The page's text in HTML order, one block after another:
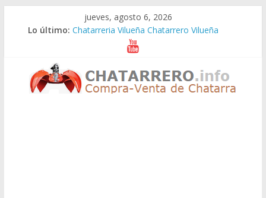
jueves, agosto 6, 2026
Lo último: Chatarreria Vilueña Chatarrero Vilueña
Chatarreria Zuera Chatarrero Zuera
Chatarreria Zaragoza Chatarrero Zaragoza
Chatarreria Zaida Chatarrero Zaida
Chatarreria Vistabella Chatarrero Vistabella